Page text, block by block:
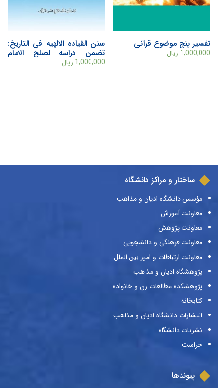
تفسیر پنج موضوع قرآنی
1,000,000 ریال
سنن القياده الالهيه فی التاريخ:
تضمن دراسه لصلح الامام
الحسن و ثوره الامام الحسين
1,000,000 ریال
ساختار و مراکز دانشگاه
مؤسس دانشگاه ادیان و مذاهب
معاونت آموزش
معاونت پژوهش
معاونت فرهنگی و دانشجویی
معاونت ارتباطات و امور بین الملل
پژوهشگاه ادیان و مذاهب
پژوهشکده مطالعات زن و خانواده
کتابخانه
انتشارات دانشگاه ادیان و مذاهب
نشریات دانشگاه
حراست
پیوندها